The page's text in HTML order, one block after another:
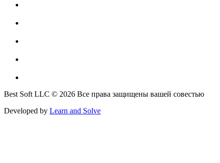
Best Soft LLC © 2026 Все права защищены вашей совестью
Developed by Learn and Solve